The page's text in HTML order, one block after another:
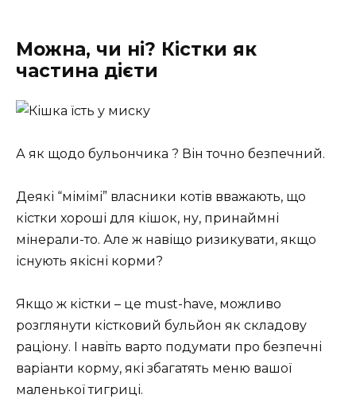
Можна, чи ні? Кістки як
частина дієти
А як щодо бульончика ? Він точно безпечний.
Деякі “мімімі” власники котів вважають, що
кістки хороші для кішок, ну, принаймні
мінерали-то. Але ж навіщо ризикувати, якщо
існують якісні корми?
Якщо ж кістки – це must-have, можливо
розглянути кістковий бульйон як складову
раціону. І навіть варто подумати про безпечні
варіанти корму, які збагатять меню вашої
маленької тигриці.